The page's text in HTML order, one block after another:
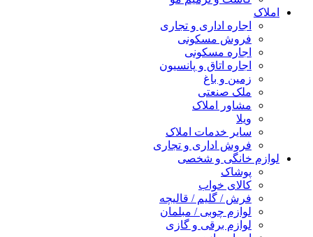
املاک
اجاره اداری و تجاری
فروش مسکونی
اجاره مسکونی
اجاره اتاق و پانسیون
زمین و باغ
ملک صنعتی
مشاور املاک
ویلا
سایر خدمات املاک
فروش اداری و تجاری
لوازم خانگی و شخصی
پوشاک
کالای خواب
فرش / گلیم / قالیچه
لوازم چوبی / مبلمان
لوازم برقی و گازی